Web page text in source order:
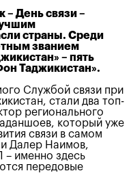
– День связи –
страны. Среди
званием
– пять
Таджикистан».
Службой связи при
стали два топ-
регионального
который уже
связи в самом
Далер Наимов,
– именно здесь
передовые